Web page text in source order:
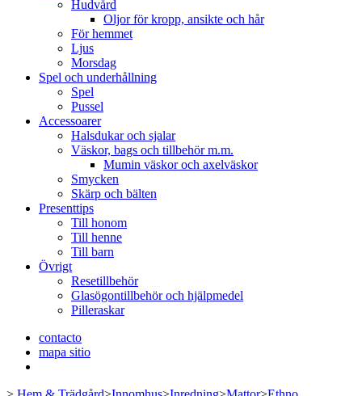
Hudvård
Oljor för kropp, ansikte och hår
För hemmet
Ljus
Morsdag
Spel och underhållning
Spel
Pussel
Accessoarer
Halsdukar och sjalar
Väskor, bags och tillbehör m.m.
Mumin väskor och axelväskor
Smycken
Skärp och bälten
Presenttips
Till honom
Till henne
Till barn
Övrigt
Resetillbehör
Glasögontillbehör och hjälpmedel
Pilleraskar
contacto
mapa sitio